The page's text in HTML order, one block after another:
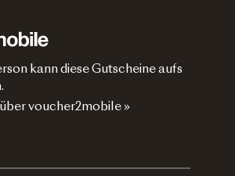
kann diese Gutscheine aufs
voucher2mobile »